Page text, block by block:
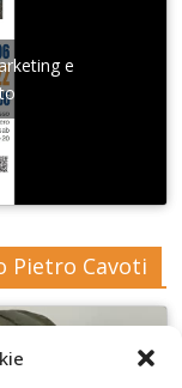
e
Pietro Cavoti